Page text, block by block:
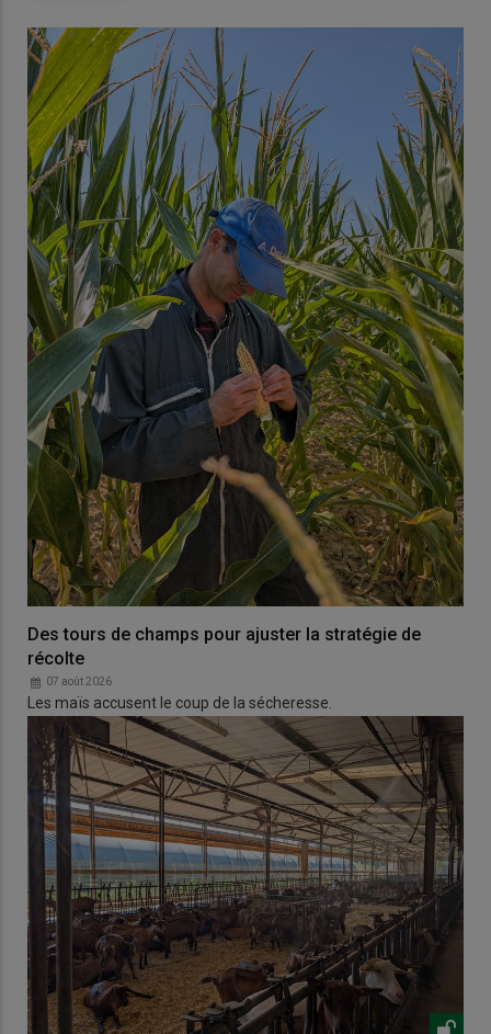
Des tours de champs pour ajuster la stratégie de
récolte
07 août 2026
Les maïs accusent le coup de la sécheresse.